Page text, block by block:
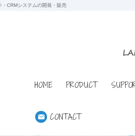
CRMシステムの開発・販売
HOME PRODUCT
CONTACT